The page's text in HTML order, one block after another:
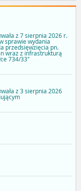
z 7 sierpnia 2026 r.
sprawie wydania
przedsięwzięcia pn.
wraz z infrastrukturą
734/33"
z 3 sierpnia 2026